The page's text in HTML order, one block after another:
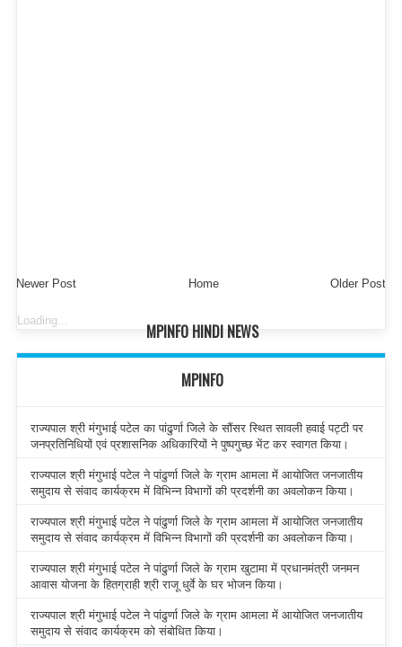
Newer Post Older Post
Home
MPINFO HINDI NEWS
Loading...
MPINFO
राज्यपाल श्री मंगुभाई पटेल का पांढुर्णा जिले के सौंसर स्थित सावली हवाई पट्टी पर
जनप्रतिनिधियों एवं प्रशासनिक अधिकारियों ने पुष्पगुच्छ भेंट कर स्वागत किया।
राज्यपाल श्री मंगुभाई पटेल ने पांढुर्णा जिले के ग्राम आमला में आयोजित जनजातीय
समुदाय से संवाद कार्यक्रम में विभिन्न विभागों की प्रदर्शनी का अवलोकन किया।
राज्यपाल श्री मंगुभाई पटेल ने पांढुर्णा जिले के ग्राम आमला में आयोजित जनजातीय
समुदाय से संवाद कार्यक्रम में विभिन्न विभागों की प्रदर्शनी का अवलोकन किया।
राज्यपाल श्री मंगुभाई पटेल ने पांढुर्णा जिले के ग्राम खुटामा में प्रधानमंत्री जनमन
आवास योजना के हितग्राही श्री राजू धुर्वे के घर भोजन किया।
राज्यपाल श्री मंगुभाई पटेल ने पांढुर्णा जिले के ग्राम आमला में आयोजित जनजातीय
समुदाय से संवाद कार्यक्रम को संबोधित किया।